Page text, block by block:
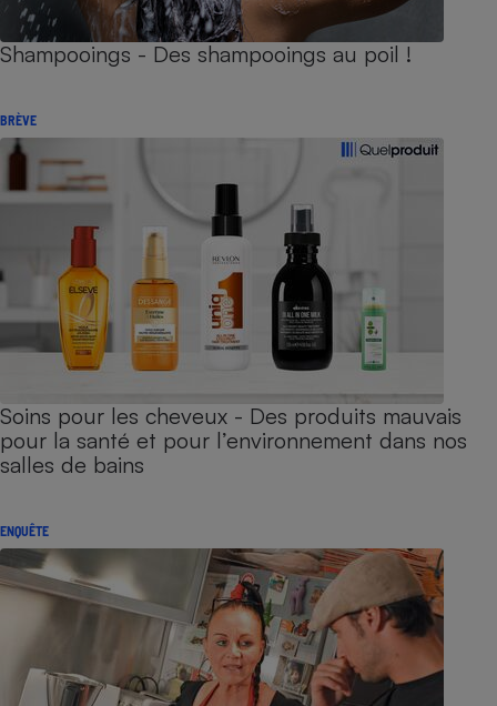
Shampooings - Des shampooings au poil !
BRÈVE
Soins pour les cheveux - Des produits mauvais
pour la santé et pour l’environnement dans nos
salles de bains
ENQUÊTE